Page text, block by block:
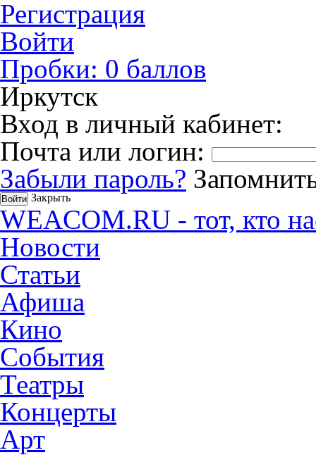
Регистрация
Войти
Пробки: 0 баллов
Иркутск
Вход в личный кабинет:
Почта или логин:
Забыли пароль?
Закрыть
WEACOM.RU - тот, кто
Новости
Статьи
Афиша
Кино
События
Театры
Концерты
Арт